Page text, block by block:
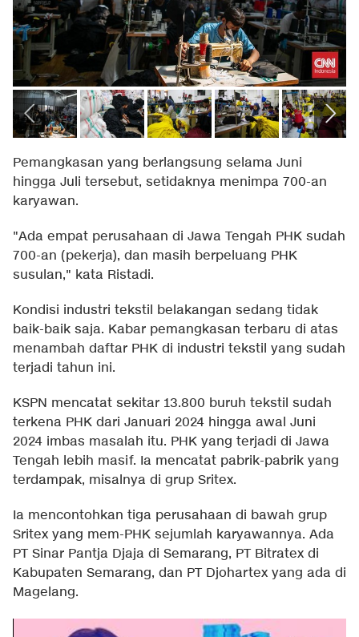
Pemangkasan yang berlangsung selama Juni
hingga Juli tersebut, setidaknya menimpa 700-an
karyawan.
"Ada empat perusahaan di Jawa Tengah PHK sudah
700-an (pekerja), dan masih berpeluang PHK
susulan," kata Ristadi.
Kondisi industri tekstil belakangan sedang tidak
baik-baik saja. Kabar pemangkasan terbaru di atas
menambah daftar PHK di industri tekstil yang sudah
terjadi tahun ini.
KSPN mencatat sekitar 13.800 buruh tekstil sudah
terkena PHK dari Januari 2024 hingga awal Juni
2024 imbas masalah itu. PHK yang terjadi di Jawa
Tengah lebih masif. Ia mencatat pabrik-pabrik yang
terdampak, misalnya di grup Sritex.
Ia mencontohkan tiga perusahaan di bawah grup
Sritex yang mem-PHK sejumlah karyawannya. Ada
PT Sinar Pantja Djaja di Semarang, PT Bitratex di
Kabupaten Semarang, dan PT Djohartex yang ada di
Magelang.